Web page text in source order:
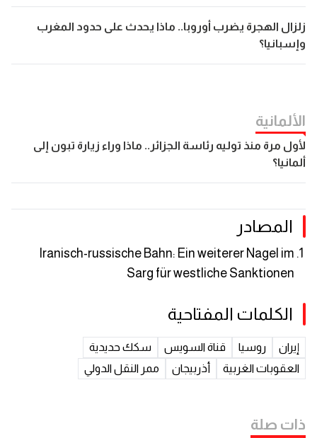
زلزال الهجرة يضرب أوروبا.. ماذا يحدث على حدود المغرب
وإسبانيا؟
الألمانیة
لأول مرة منذ توليه رئاسة الجزائر.. ماذا وراء زيارة تبون إلى
ألمانيا؟
المصادر
Iranisch-russische Bahn: Ein weiterer Nagel im
Sarg für westliche Sanktionen
الكلمات المفتاحية
إيران روسيا قناة السويس
سكك حديدية
العقوبات الغربية
أذربيجان ممر النقل الدولي
ذات صلة